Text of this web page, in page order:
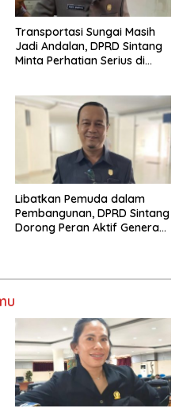
Transportasi Sungai Masih
Jadi Andalan, DPRD Sintang
Minta Perhatian Serius di
Libatkan Pemuda dalam
Pembangunan, DPRD Sintang
Dorong Peran Aktif Generasi